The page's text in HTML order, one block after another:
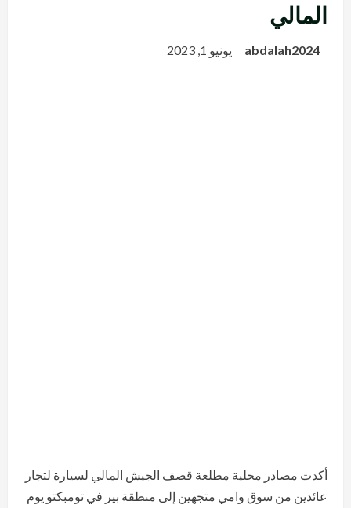
المالي
abdalah2024 يونيو 1, 2023
أكدت مصادر محلية مطلعة قصف الجيش المالي لسيارة لتجار
عائدين من سوق وامي متجهين إلى منطقة بير في تومبكتو يوم